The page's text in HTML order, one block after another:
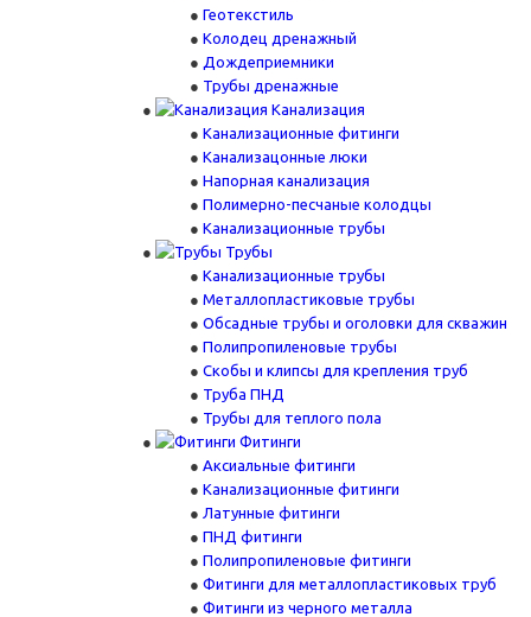
Геотекстиль
Колодец дренажный
Дождеприемники
Трубы дренажные
Канализация
Канализационные фитинги
Канализацонные люки
Напорная канализация
Полимерно-песчаные колодцы
Канализационные трубы
Трубы
Канализационные трубы
Металлопластиковые трубы
Обсадные трубы и оголовки для скважин
Полипропиленовые трубы
Скобы и клипсы для крепления труб
Труба ПНД
Трубы для теплого пола
Фитинги
Аксиальные фитинги
Канализационные фитинги
Латунные фитинги
ПНД фитинги
Полипропиленовые фитинги
Фитинги для металлопластиковых труб
Фитинги из черного металла